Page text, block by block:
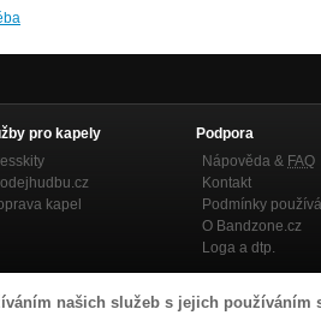
našich služeb s jejich používáním
pro kapely
kapel
Podpora
Nápověda & FAQ
Kontakt
Podmínky
O Bandzone.cz
Loga a dtp.